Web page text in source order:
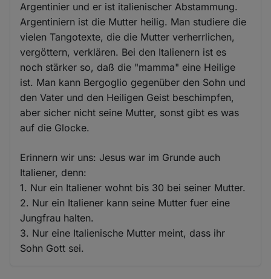
Argentinier und er ist italienischer Abstammung.
Argentiniern ist die Mutter heilig. Man studiere die
vielen Tangotexte, die die Mutter verherrlichen,
vergöttern, verklären. Bei den Italienern ist es
noch stärker so, daß die "mamma" eine Heilige
ist. Man kann Bergoglio gegenüber den Sohn und
den Vater und den Heiligen Geist beschimpfen,
aber sicher nicht seine Mutter, sonst gibt es was
auf die Glocke.
Erinnern wir uns: Jesus war im Grunde auch
Italiener, denn:
1. Nur ein Italiener wohnt bis 30 bei seiner Mutter.
2. Nur ein Italiener kann seine Mutter fuer eine
Jungfrau halten.
3. Nur eine Italienische Mutter meint, dass ihr
Sohn Gott sei.